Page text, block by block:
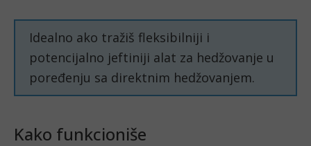
Idealno ako tražiš fleksibilniji i
potencijalno jeftiniji alat za hedžovanje u
poređenju sa direktnim hedžovanjem.
Kako funkcioniše